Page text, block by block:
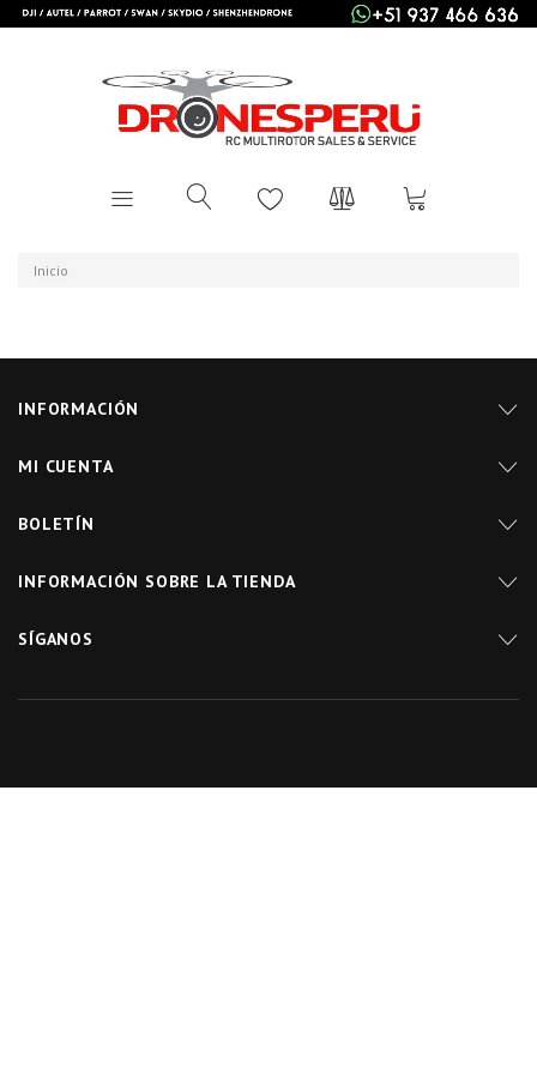
Inicio
INFORMACIÓN
MI CUENTA
BOLETÍN
INFORMACIÓN SOBRE LA TIENDA
SÍGANOS